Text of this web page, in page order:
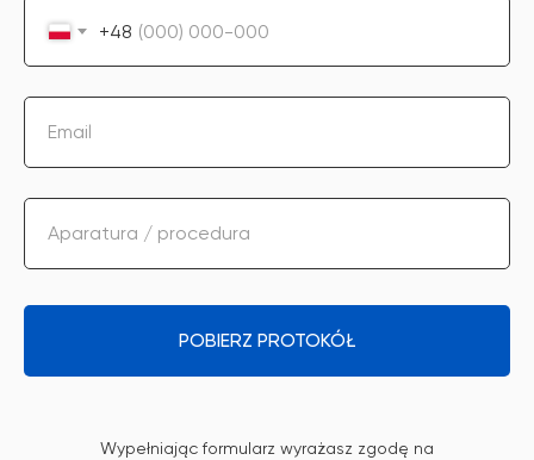
+48
Email
Aparatura / procedura
POBIERZ PROTOKÓŁ
Wypełniając formularz wyrażasz zgodę na